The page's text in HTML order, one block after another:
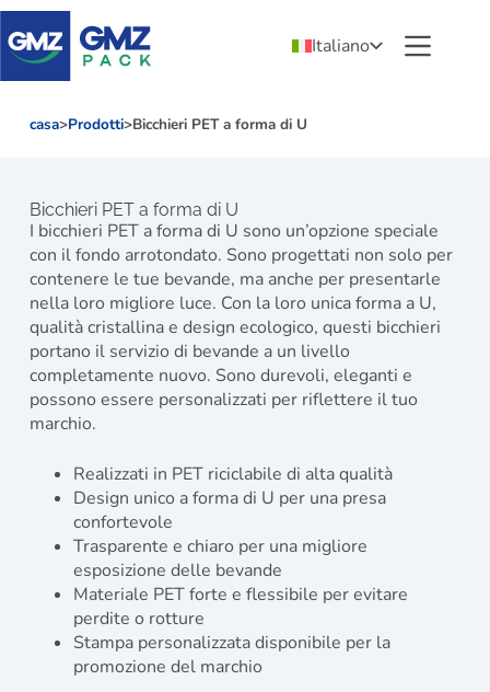
Italiano
casa>Prodotti>Bicchieri PET a forma di U
Bicchieri PET a forma di U
I bicchieri PET a forma di U sono un’opzione speciale
con il fondo arrotondato. Sono progettati non solo per
contenere le tue bevande, ma anche per presentarle
nella loro migliore luce. Con la loro unica forma a U,
qualità cristallina e design ecologico, questi bicchieri
portano il servizio di bevande a un livello
completamente nuovo. Sono durevoli, eleganti e
possono essere personalizzati per riflettere il tuo
marchio.
Realizzati in PET riciclabile di alta qualità
Design unico a forma di U per una presa
confortevole
Trasparente e chiaro per una migliore
esposizione delle bevande
Materiale PET forte e flessibile per evitare
perdite o rotture
Stampa personalizzata disponibile per la
promozione del marchio